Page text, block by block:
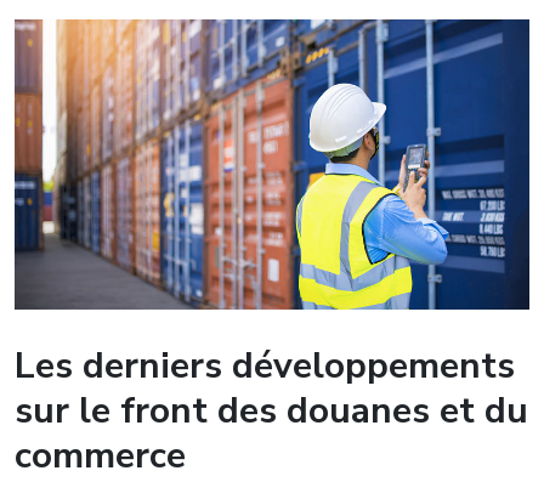
Les derniers développements
sur le front des douanes et du
commerce